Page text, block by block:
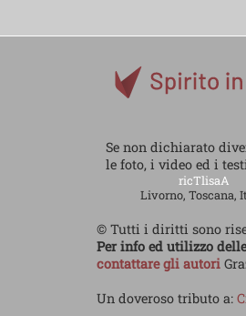
Se non dichiarato
le foto, i video ed i
ricTlisaA
Livorno, Toscana,
© Tutti i diritti sono
Per info ed utilizzo
contattare gli autori
Un doveroso tributo a: